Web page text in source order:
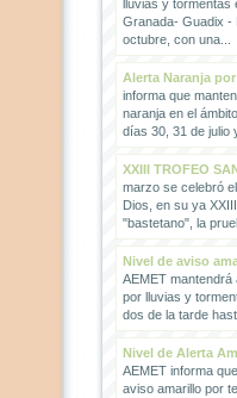
lluvias y tormentas
Granada- Guadix -
octubre, con una...
Alerta Naranja
informa que
naranja en el
días 30, 31 de julio
XXIII TROFEO
marzo se celebró
Dios, en su ya
"bastetano", la
Nivel de aviso
AEMET mantendrá
por lluvias y
dos de la tarde
Nivel de Alerta
AEMET informa
aviso amarillo por